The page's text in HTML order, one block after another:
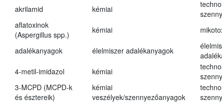
akrilamid
kémiai
aflatoxinok
(Aspergillus spp.)
kémiai
adalékanyagok élelmiszer adalékanyagok
4-metil-imidazol
kémiai
3-MCPD (MCPD-k
és észtereik)
kémiai
veszélyek/szennyezőanyagok